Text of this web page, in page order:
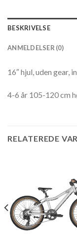
BESKRIVELSE
ANMELDELSER (0)
16″ hjul, uden gear,
4-6 år 105-120 cm
RELATEREDE